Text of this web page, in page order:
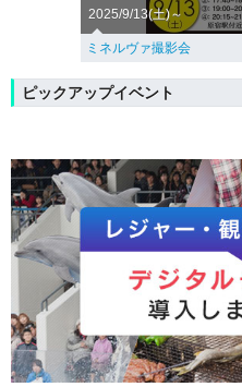
2025/9/13(土)～
ミネルヴァ撮影会
ピックアップイベント